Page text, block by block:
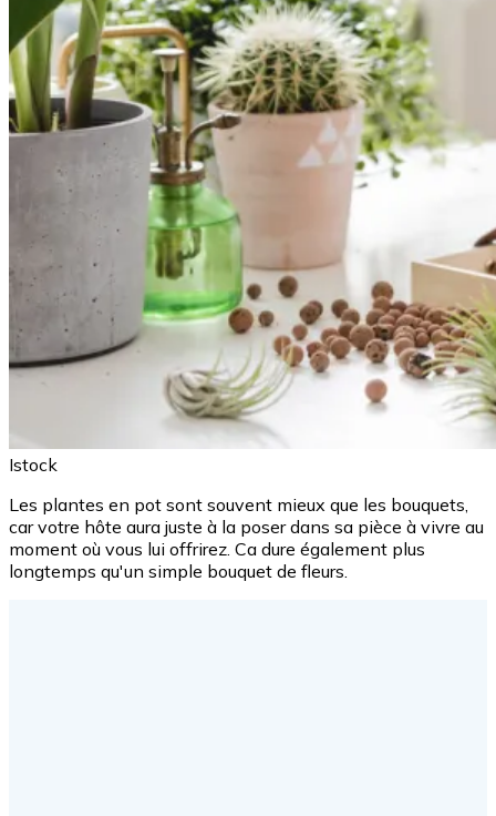
Istock
Les plantes en pot sont souvent mieux que les bouquets,
car votre hôte aura juste à la poser dans sa pièce à vivre au
moment où vous lui offrirez. Ca dure également plus
longtemps qu'un simple bouquet de fleurs.